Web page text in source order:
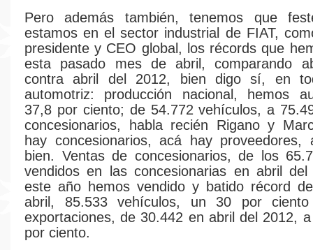
Pero además también, tenemos que
estamos en el sector industrial de FIAT,
presidente y CEO global, los récords que
esta pasado mes de abril, comparando
contra abril del 2012, bien digo sí, en
automotriz: producción nacional, hemos
37,8 por ciento; de 54.772 vehículos, a
concesionarios, habla recién Rigano y
hay concesionarios, acá hay proveedores,
bien. Ventas de concesionarios, de los
vendidos en las concesionarias en abril
este año hemos vendido y batido récord
abril, 85.533 vehículos, un 30 por
exportaciones, de 30.442 en abril del 2012,
por ciento.